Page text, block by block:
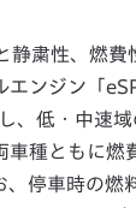
粛性、燃費
エンジン「
、低・中速
車種ともに燃
、停車時の燃